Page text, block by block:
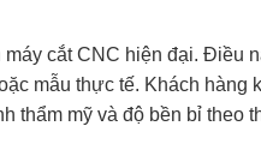
cắt CNC hiện đại. Điều
mẫu thực tế. Khách hàng
thẩm mỹ và độ bền bỉ theo